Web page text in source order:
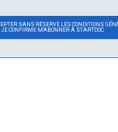
SANS RÉSERVE LES CONDITIONS
CONFIRME M'ABONNER À STARTDOC